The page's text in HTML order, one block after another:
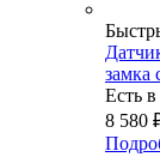
замка
Есть
8 580